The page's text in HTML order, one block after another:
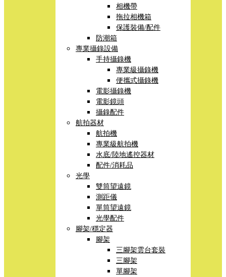
相機帶
拖拉相機箱
保護裝備/配件
防潮箱
專業攝錄設備
手持攝錄機
專業級攝錄機
便攜式攝錄機
電影攝錄機
電影鏡頭
攝錄配件
航拍器材
航拍機
專業級航拍機
水底/陸地遙控器材
配件/消耗品
光學
雙筒望遠鏡
測距儀
單筒望遠鏡
光學配件
腳架/穩定器
腳架
三腳架雲台套裝
三腳架
單腳架